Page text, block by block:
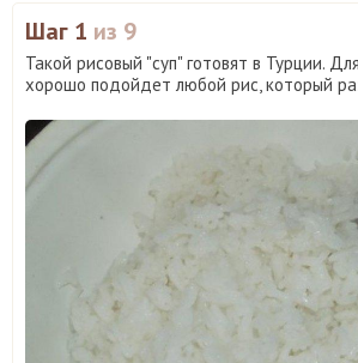
Шаг 1 из 9
Такой рисовый "суп" готовят в Турции.
хорошо подойдет любой рис, который